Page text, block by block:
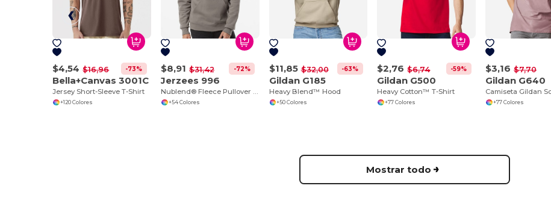
$4,54 $16,96 -73%
Bella+Canvas 3001C
Jersey Short-Sleeve T-Shirt
+120 Colores
$8,91 $31,42 -72%
Jerzees 996
Nublend® Fleece Pullover Hood
+54 Colores
$11,85 $32,00 -63%
Gildan G185
Heavy Blend™ Hood
+50 Colores
$2,76 $6,74 -59%
Gildan G500
Heavy Cotton™ T-Shirt
+77 Colores
$3,16 $7,70
Gildan G640
+77 Colores
Mostrar todo